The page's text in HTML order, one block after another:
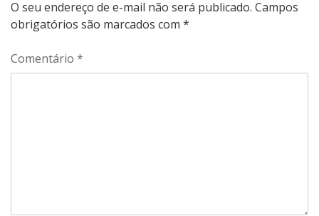
O seu endereço de e-mail não será publicado. Campos
obrigatórios são marcados com *
Comentário *